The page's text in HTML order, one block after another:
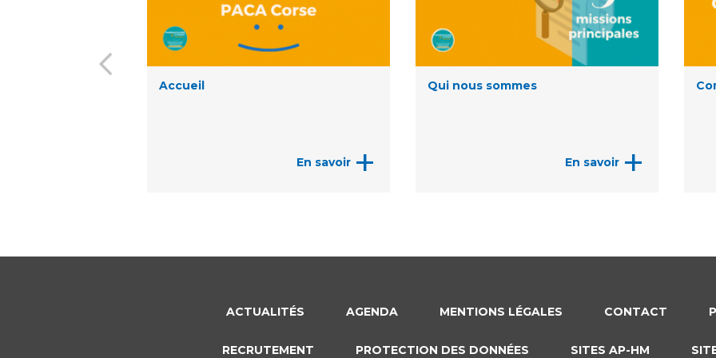
Accueil
En savoir +
Qui nous sommes
En savoir +
ACTUALITÉS AGENDA MENTIONS LÉGALES CONTACT
RECRUTEMENT PROTECTION DES DONNÉES SITES AP-HM